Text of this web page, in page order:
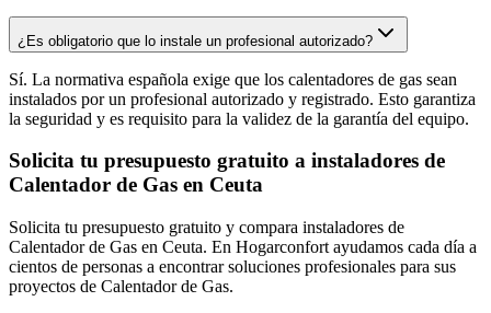
¿Es obligatorio que lo instale un profesional autorizado?
Sí. La normativa española exige que los calentadores de gas sean
instalados por un profesional autorizado y registrado. Esto garantiza
la seguridad y es requisito para la validez de la garantía del equipo.
Solicita tu presupuesto gratuito a instaladores de
Calentador de Gas en Ceuta
Solicita tu presupuesto gratuito y compara instaladores de
Calentador de Gas en Ceuta. En Hogarconfort ayudamos cada día a
cientos de personas a encontrar soluciones profesionales para sus
proyectos de Calentador de Gas.